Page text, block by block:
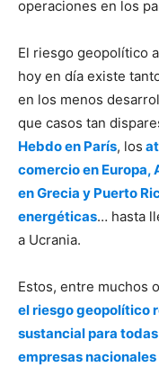
operaciones en los
El riesgo geopolítico
hoy en día existe
en los menos
que casos tan
Hebdo en París, los
comercio en Europa,
en Grecia y Puerto
energéticas… hasta
a Ucrania.
Estos, entre muchos
el riesgo geopolítico
sustancial para
empresas